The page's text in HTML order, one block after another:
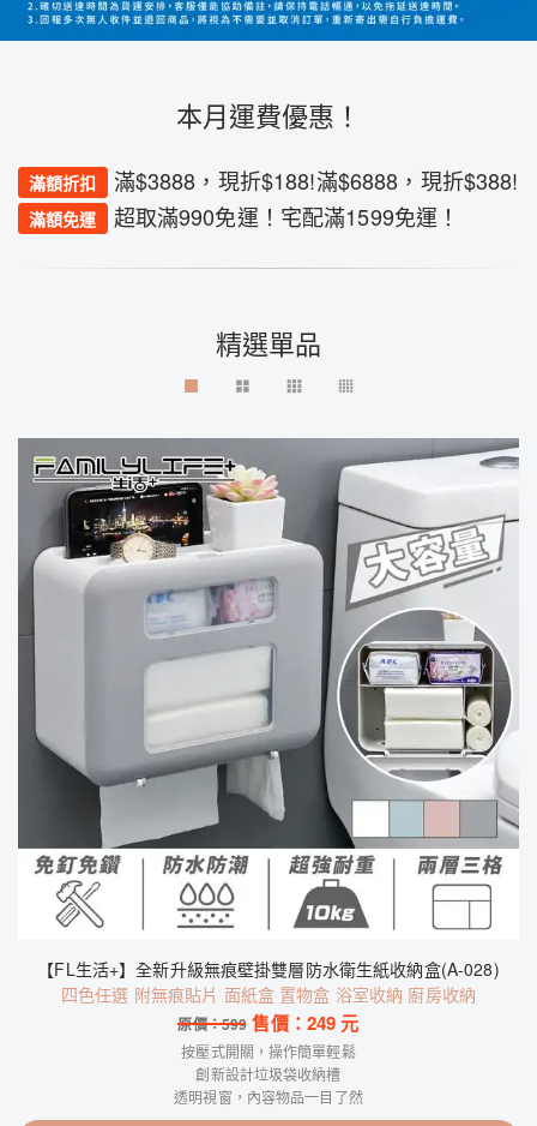
本月運費優惠！
滿額折扣 滿$3888，現折$188!滿$6888，現折$388!
滿額免運 超取滿990免運！宅配滿1599免運！
精選單品
【FL生活+】全新升級無痕壁掛雙層防水衛生紙收納盒(A-028)
四色任選 附無痕貼片 面紙盒 置物盒 浴室收納 廚房收納
原價：599 售價： 249元
按壓式開關，操作簡單輕鬆
創新設計垃圾袋收納槽
透明視窗，內容物品一目了然